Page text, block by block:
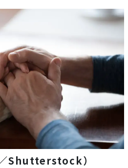
Shutterstock）